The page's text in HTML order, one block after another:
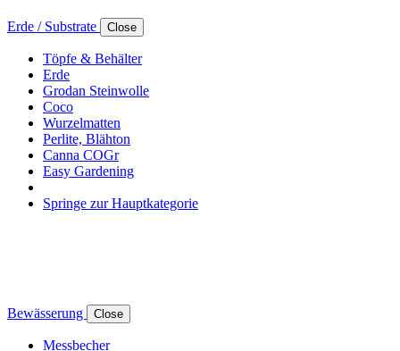
Erde / Substrate Close
Töpfe & Behälter
Erde
Grodan Steinwolle
Coco
Wurzelmatten
Perlite, Blähton
Canna COGr
Easy Gardening
Springe zur Hauptkategorie
Bewässerung Close
Messbecher